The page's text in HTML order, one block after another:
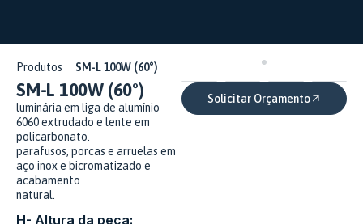
Produtos SM-L 100W (60°)
SM-L 100W (60°)
luminária em liga de alumínio
6060 extrudado e lente em
policarbonato.
parafusos, porcas e arruelas em
aço inox e bicromatizado e
acabamento
natural.
H- Altura da peça:
Solicitar Orçamento